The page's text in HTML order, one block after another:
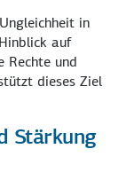
in
auf
Rechte und
dieses Ziel
Stärkung